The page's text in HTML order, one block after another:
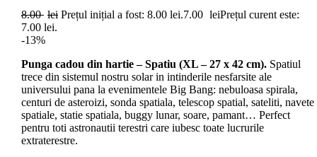
8.00 lei Prețul inițial a fost: 8.00 lei.7.00 leiPrețul curent este:
7.00 lei.
-13%
Punga cadou din hartie – Spatiu (XL – 27 x 42 cm). Spatiul
trece din sistemul nostru solar in intinderile nesfarsite ale
universului pana la evenimentele Big Bang: nebuloasa spirala,
centuri de asteroizi, sonda spatiala, telescop spatial, sateliti, navete
spatiale, statie spatiala, buggy lunar, soare, pamant… Perfect
pentru toti astronautii terestri care iubesc toate lucrurile
extraterestre.